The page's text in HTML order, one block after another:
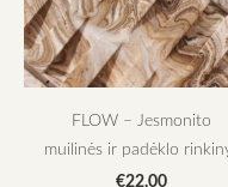
FLOW – Jesmonito
muilinės ir padėklo
€22,00